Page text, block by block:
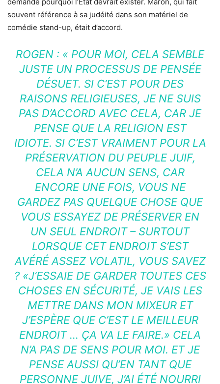
souvent référence à sa judéité dans son matériel de
comédie stand-up, était d’accord.
ROGEN : « POUR MOI, CELA SEMBLE
JUSTE UN PROCESSUS DE PENSÉE
DÉSUET. SI C’EST POUR DES
RAISONS RELIGIEUSES, JE NE SUIS
PAS D’ACCORD AVEC CELA, CAR JE
PENSE QUE LA RELIGION EST
IDIOTE. SI C’EST VRAIMENT POUR LA
PRÉSERVATION DU PEUPLE JUIF,
CELA N’A AUCUN SENS, CAR
ENCORE UNE FOIS, VOUS NE
GARDEZ PAS QUELQUE CHOSE QUE
VOUS ESSAYEZ DE PRÉSERVER EN
UN SEUL ENDROIT – SURTOUT
LORSQUE CET ENDROIT S’EST
AVÉRÉ ASSEZ VOLATIL, VOUS SAVEZ
? «J’ESSAIE DE GARDER TOUTES CES
CHOSES EN SÉCURITÉ, JE VAIS LES
METTRE DANS MON MIXEUR ET
J’ESPÈRE QUE C’EST LE MEILLEUR
ENDROIT … ÇA VA LE FAIRE.» CELA
N’A PAS DE SENS POUR MOI. ET JE
PENSE AUSSI QU’EN TANT QUE
PERSONNE JUIVE, J’AI ÉTÉ NOURRI